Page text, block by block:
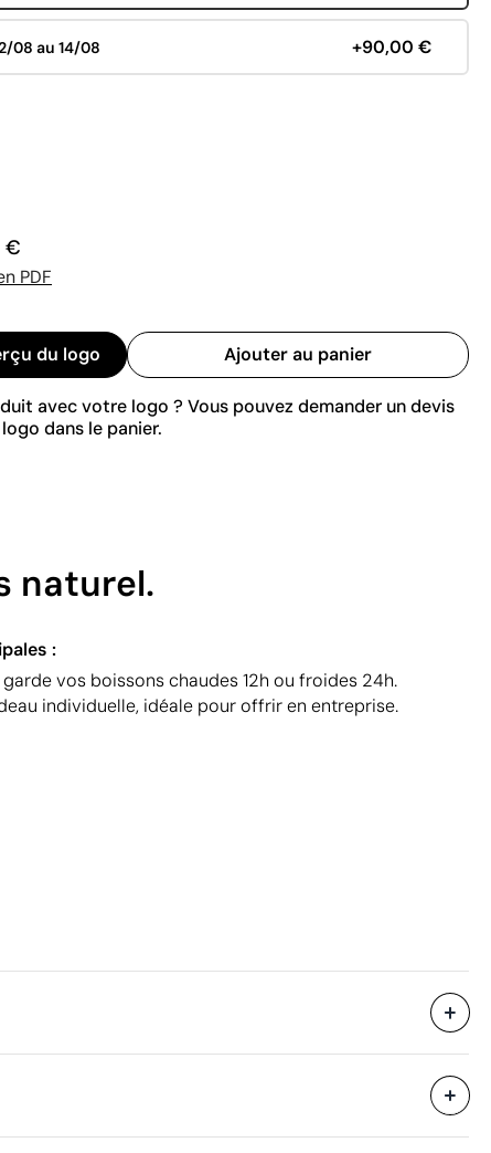
08 au 14/08 +90,00 €
€
PDF
du logo Ajouter au panier
avec votre logo ? Vous pouvez demander un devis
dans le panier.
naturel.
:
vos boissons chaudes 12h ou froides 24h.
individuelle, idéale pour offrir en entreprise.